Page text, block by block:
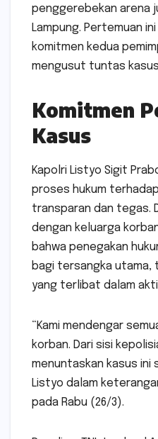
penggerebekan arena
Lampung. Pertemuan
komitmen kedua
mengusut tuntas
Komitmen
Kasus
Kapolri Listyo Sigit
proses hukum
transparan dan tegas.
dengan keluarga
bahwa penegakan
bagi tersangka utama,
yang terlibat dalam
“Kami mendengar
korban. Dari sisi
menuntaskan kasus ini
Listyo dalam
pada Rabu (26/3).